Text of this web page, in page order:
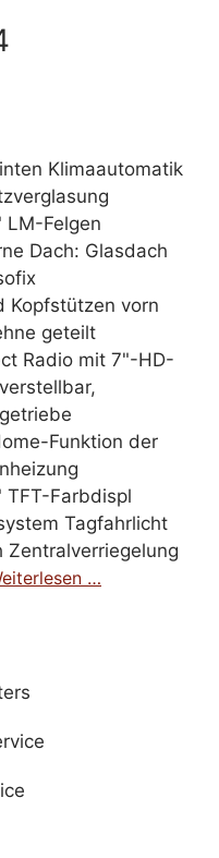
Klimaautomatik
LM-Felgen
Dach: Glasdach
Kopfstützen vorn
geteilt
Radio mit 7"-HD-
Funktion der
TFT-Farbdispl
Tagfahrlicht
Zentralverriegelung
…